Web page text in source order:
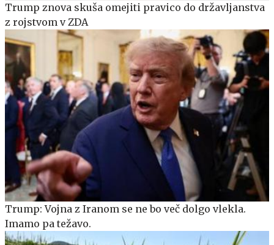
Trump znova skuša omejiti pravico do državljanstva
z rojstvom v ZDA
Trump: Vojna z Iranom se ne bo več dolgo vlekla.
Imamo pa težavo.